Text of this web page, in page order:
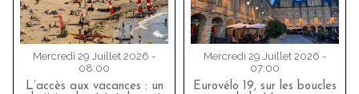
Mercredi 29 Juillet 2026 -
08:00
L’accès aux vacances : un
Mercredi 29 Juillet 2026 -
07:00
Eurovélo 19, sur les boucles